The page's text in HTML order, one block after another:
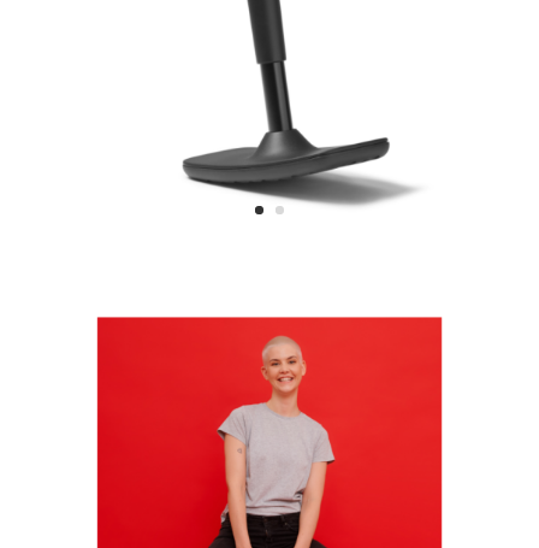
Voir tous les modèles